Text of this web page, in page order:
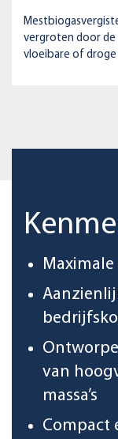
vergroten door de
vloeibare of droge
van
massa’s
Compact